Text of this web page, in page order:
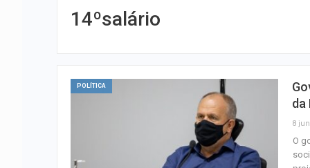
14ºsalário
POLÍTICA
da
8
O